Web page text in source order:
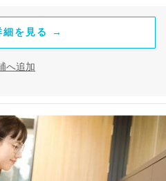
細を見る →
へ追加